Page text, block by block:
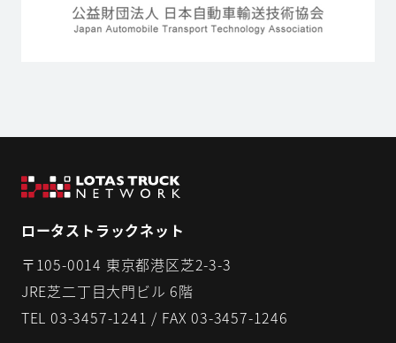
ロータストラックネット
〒105-0014 東京都港区芝2-3-3
JRE芝二丁目大門ビル 6階
TEL 03-3457-1241 / FAX 03-3457-1246